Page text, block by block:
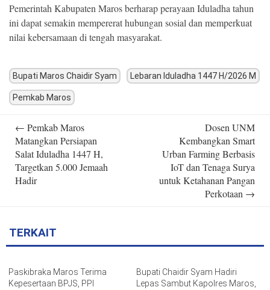
Pemerintah Kabupaten Maros berharap perayaan Iduladha tahun
ini dapat semakin mempererat hubungan sosial dan memperkuat
nilai kebersamaan di tengah masyarakat.
Bupati Maros Chaidir Syam Lebaran Iduladha 1447 H/2026 M
Pemkab Maros
navigation
← Pemkab Maros
Matangkan Persiapan
Salat Iduladha 1447 H,
Targetkan 5.000 Jemaah
Hadir
Dosen UNM
Kembangkan Smart
Urban Farming Berbasis
IoT dan Tenaga Surya
untuk Ketahanan Pangan
Perkotaan →
TERKAIT
Paskibraka Maros Terima
Kepesertaan BPJS, PPI
Bupati Chaidir Syam Hadiri
Lepas Sambut Kapolres Maros,